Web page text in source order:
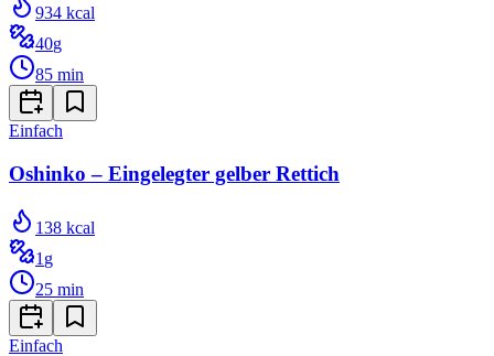
934 kcal
40g
85 min
Einfach
Oshinko – Eingelegter gelber Rettich
138 kcal
1 g
25 min
Einfach